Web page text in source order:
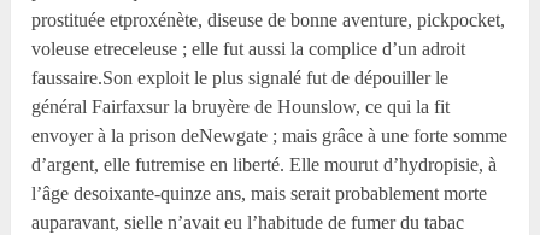
prostituée etproxénète, diseuse de bonne aventure, pickpocket,
voleuse etreceleuse ; elle fut aussi la complice d’un adroit
faussaire.Son exploit le plus signalé fut de dépouiller le
général Fairfaxsur la bruyère de Hounslow, ce qui la fit
envoyer à la prison deNewgate ; mais grâce à une forte somme
d’argent, elle futremise en liberté. Elle mourut d’hydropisie, à
l’âge desoixante-quinze ans, mais serait probablement morte
auparavant, sielle n’avait eu l’habitude de fumer du tabac